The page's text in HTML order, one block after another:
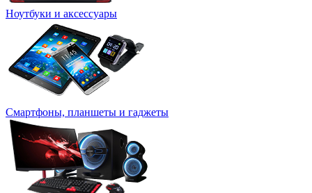
Ноутбуки и аксессуары
Смартфоны, планшеты и гаджеты